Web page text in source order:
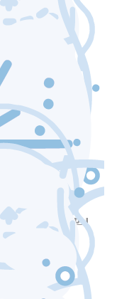
лица
фигуры
процедур